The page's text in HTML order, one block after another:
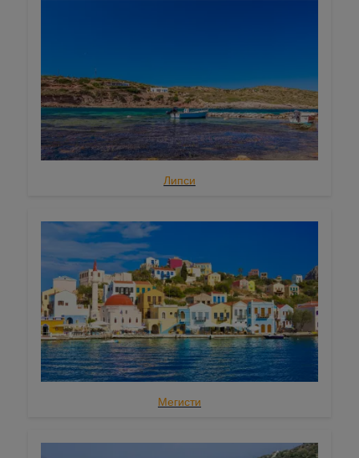
Самос
Скиатос
Скопелос
Астипалея
Лесбос
Сароникос
Липси
Мегисти